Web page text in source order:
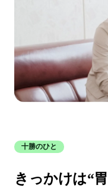
十勝のひと
きっかけは“